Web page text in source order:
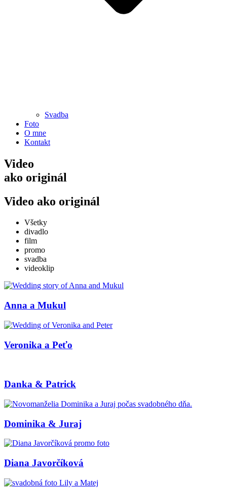
Svadba
Foto
O mne
Kontakt
Video
ako originál
Video ako originál
Všetky
divadlo
film
promo
svadba
videoklip
Anna a Mukul
Veronika a Peťo
Danka & Patrick
Dominika & Juraj
Diana Javorčíková